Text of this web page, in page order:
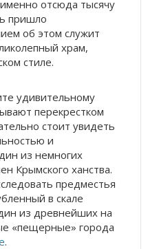
отсюда тысячу
пришло
об этом служит
храм,
стиле.
удивительному
перекрестком
стоит увидеть
и
из немногих
Крымского ханства.
предместья
в скале
из древнейших на
«пещерные» города
.